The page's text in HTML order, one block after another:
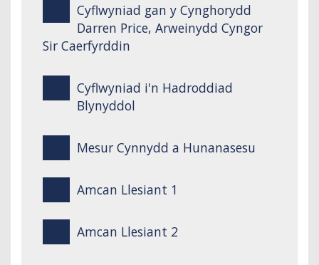
Cyflwyniad gan y Cynghorydd
Darren Price, Arweinydd Cyngor
Sir Caerfyrddin
Cyflwyniad i'n Hadroddiad
Blynyddol
Mesur Cynnydd a Hunanasesu
Amcan Llesiant 1
Amcan Llesiant 2